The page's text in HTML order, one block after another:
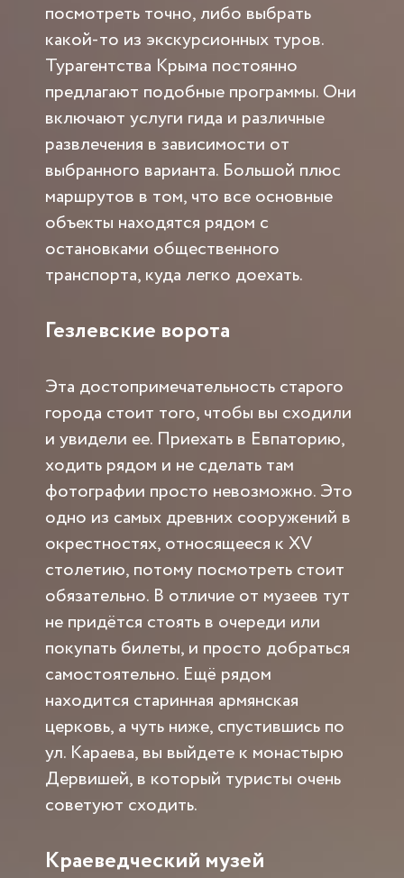
посмотреть точно, либо выбрать
какой-то из экскурсионных туров.
Турагентства Крыма постоянно
предлагают подобные программы. Они
включают услуги гида и различные
развлечения в зависимости от
выбранного варианта. Большой плюс
маршрутов в том, что все основные
объекты находятся рядом с
остановками общественного
транспорта, куда легко доехать.
Гезлевские ворота
Эта достопримечательность старого
города стоит того, чтобы вы сходили
и увидели ее. Приехать в Евпаторию,
ходить рядом и не сделать там
фотографии просто невозможно. Это
одно из самых древних сооружений в
окрестностях, относящееся к XV
столетию, потому посмотреть стоит
обязательно. В отличие от музеев тут
не придётся стоять в очереди или
покупать билеты, и просто добраться
самостоятельно. Ещё рядом
находится старинная армянская
церковь, а чуть ниже, спустившись по
ул. Караева, вы выйдете к монастырю
Дервишей, в который туристы очень
советуют сходить.
Краеведческий музей